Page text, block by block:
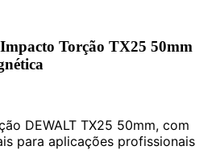
Torção TX25 50mm
DEWALT TX25 50mm, com
para aplicações profissionais